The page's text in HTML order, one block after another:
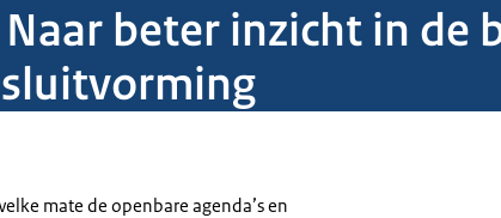
beter inzicht in de
mate de openbare agenda’s en